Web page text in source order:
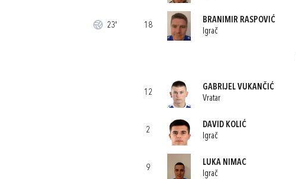
23' 18
BRANIMIR RASPOVIĆ
Igrač
12
GABRIJEL VUKANČIĆ
Vratar
2
DAVID KOLIĆ
Igrač
9
LUKA NIMAC
Igrač